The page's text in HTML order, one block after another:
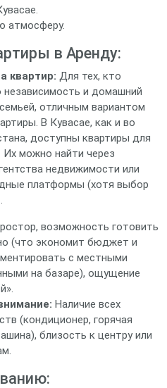
атмосферу.
в Аренду:
квартир: Для тех, кто
и домашний
отличным вариантом
В Кувасае, как и во
доступны квартиры для
можно найти через
недвижимости или
платформы (хотя выбор
возможность готовить
(что экономит бюджет и
с местными
на базаре), ощущение
Наличие всех
(кондиционер, горячая
близость к центру или